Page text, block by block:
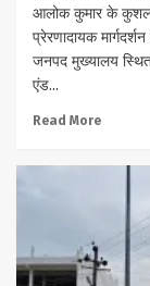
आलोक कुमार के
प्रेरणादायक
जनपद मुख्यालय
एंड...
Read More